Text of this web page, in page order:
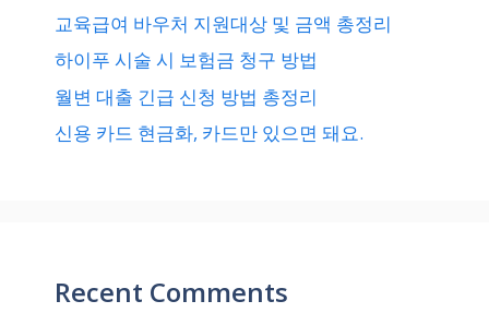
교육급여 바우처 지원대상 및 금액 총정리
하이푸 시술 시 보험금 청구 방법
월변 대출 긴급 신청 방법 총정리
신용 카드 현금화, 카드만 있으면 돼요.
Recent Comments